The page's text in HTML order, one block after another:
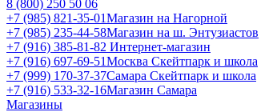
8 (800) 250 50 06
+7 (985) 821-35-01Магазин на Нагорной
+7 (985) 235-44-58Магазин на ш. Энтузиастов
+7 (916) 385-81-82 Интернет-магазин
+7 (916) 697-69-51Москва Скейтпарк и школа
+7 (999) 170-37-37Самара Скейтпарк и школа
+7 (916) 533-32-16Магазин Самара
Магазины